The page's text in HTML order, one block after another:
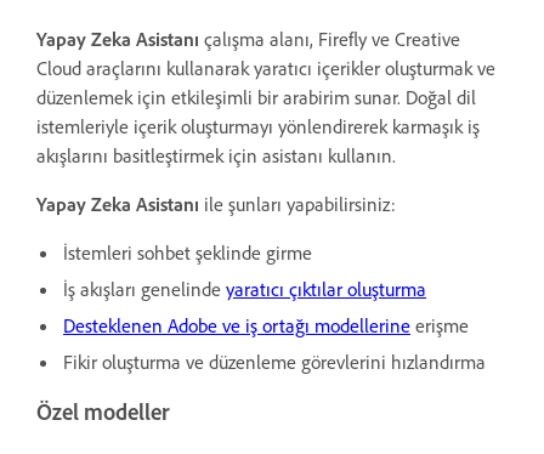
Yapay Zeka Asistanı çalışma alanı, Firefly ve Creative
Cloud araçlarını kullanarak yaratıcı içerikler oluşturmak ve
düzenlemek için etkileşimli bir arabirim sunar. Doğal dil
istemleriyle içerik oluşturmayı yönlendirerek karmaşık iş
akışlarını basitleştirmek için asistanı kullanın.
Yapay Zeka Asistanı ile şunları yapabilirsiniz:
İstemleri sohbet şeklinde girme
İş akışları genelinde yaratıcı çıktılar oluşturma
Desteklenen Adobe ve iş ortağı modellerine erişme
Fikir oluşturma ve düzenleme görevlerini hızlandırma
Özel modeller